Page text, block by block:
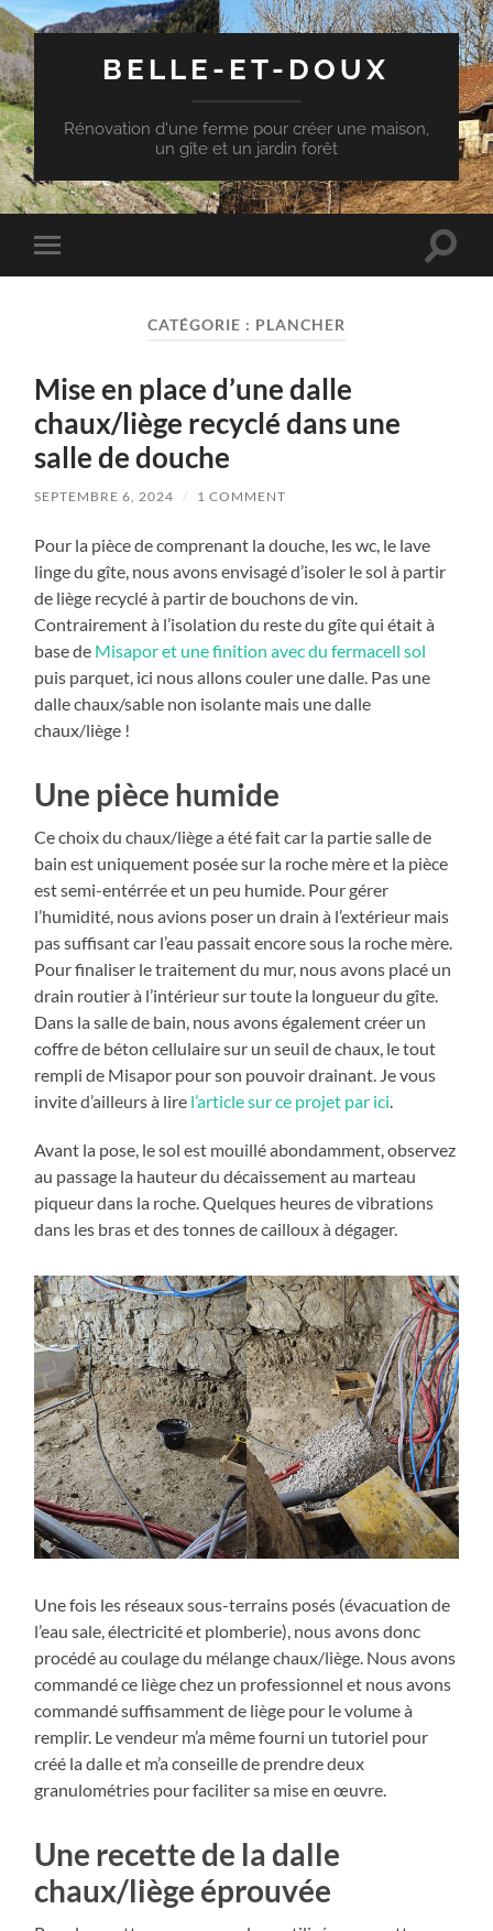
BELLE-ET-DOUX
Rénovation d'une ferme pour créer une maison,
un gîte et un jardin forêt
Toggle
mobile
Toggle
CATÉGORIE : PLANCHER
Mise en place d’une dalle
chaux/liège recyclé dans une
salle de douche
SEPTEMBRE 6, 2024 / 1 COMMENT
Pour la pièce de comprenant la douche, les wc, le lave
linge du gîte, nous avons envisagé d’isoler le sol à partir
de liège recyclé à partir de bouchons de vin.
Contrairement à l’isolation du reste du gîte qui était à
base de Misapor et une finition avec du fermacell sol
puis parquet, ici nous allons couler une dalle. Pas une
dalle chaux/sable non isolante mais une dalle
chaux/liège !
Une pièce humide
Ce choix du chaux/liège a été fait car la partie salle de
bain est uniquement posée sur la roche mère et la pièce
est semi-entérrée et un peu humide. Pour gérer
l’humidité, nous avions poser un drain à l’extérieur mais
pas suffisant car l’eau passait encore sous la roche mère.
Pour finaliser le traitement du mur, nous avons placé un
drain routier à l’intérieur sur toute la longueur du gîte.
Dans la salle de bain, nous avons également créer un
coffre de béton cellulaire sur un seuil de chaux, le tout
rempli de Misapor pour son pouvoir drainant. Je vous
invite d’ailleurs à lire l’article sur ce projet par ici.
Avant la pose, le sol est mouillé abondamment, observez
au passage la hauteur du décaissement au marteau
piqueur dans la roche. Quelques heures de vibrations
dans les bras et des tonnes de cailloux à dégager.
Une fois les réseaux sous-terrains posés (évacuation de
l’eau sale, électricité et plomberie), nous avons donc
procédé au coulage du mélange chaux/liège. Nous avons
commandé ce liège chez un professionnel et nous avons
commandé suffisamment de liège pour le volume à
remplir. Le vendeur m’a même fourni un tutoriel pour
créé la dalle et m’a conseille de prendre deux
granulométries pour faciliter sa mise en œuvre.
Une recette de la dalle
chaux/liège éprouvée